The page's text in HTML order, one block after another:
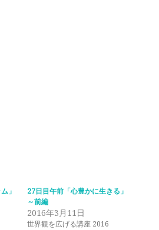
」
27日目午前「心豊かに生きる」
～前編
2016年3月11日
世界観を広げる講座 2016